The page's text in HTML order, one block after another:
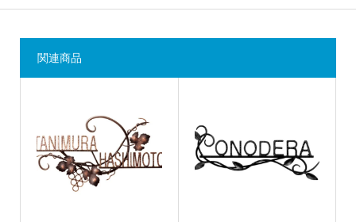
関連商品